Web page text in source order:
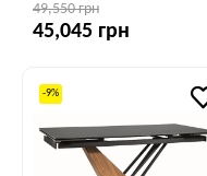
49,550 грн
45,045 грн
-9%